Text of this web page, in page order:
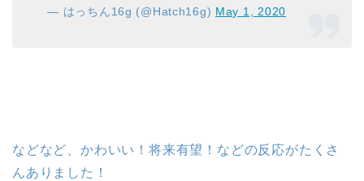
— はっちん16g (@Hatch16g) May 1, 2020
などなど、かわいい！将来有望！などの反応がたくさ
んありました！